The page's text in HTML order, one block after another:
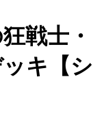
戦士・
キ【シ